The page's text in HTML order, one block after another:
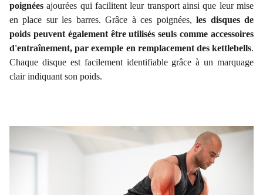
poignées ajourées qui facilitent leur transport ainsi que leur mise
en place sur les barres. Grâce à ces poignées,les disques de
poids peuvent également être utilisés seuls comme accessoires
d'entraînement, par exemple en remplacement des kettlebells.
Chaque disque est facilement identifiable grâce à un marquage
clair indiquant son poids.